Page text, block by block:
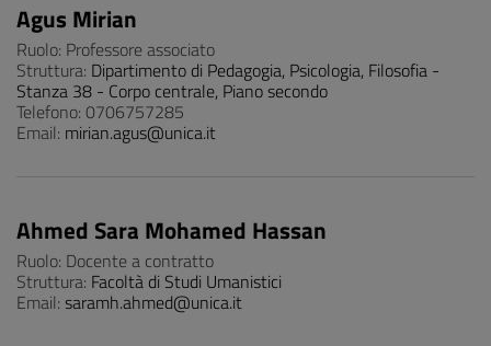
Agus Mirian
Ruolo: Professore associato
Struttura: Dipartimento di Pedagogia, Psicologia, Filosofia -
Stanza 38 - Corpo centrale, Piano secondo
Telefono: 0706757285
Email: mirian.agus@unica.it
Ahmed Sara Mohamed Hassan
Ruolo: Docente a contratto
Struttura: Facoltà di Studi Umanistici
Email: saramh.ahmed@unica.it